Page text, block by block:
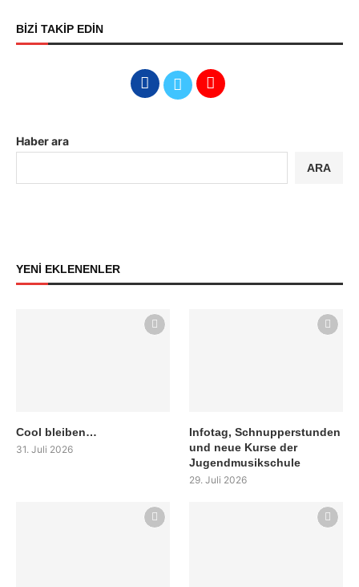
BİZİ TAKİP EDİN
Haber ara
ARA
YENİ EKLENENLER
Cool bleiben…
31. Juli 2026
Infotag, Schnupperstunden
und neue Kurse der
Jugendmusikschule
29. Juli 2026